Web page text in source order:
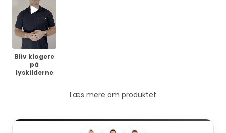
Bliv klogere
på
lyskilderne
Læs mere om produktet